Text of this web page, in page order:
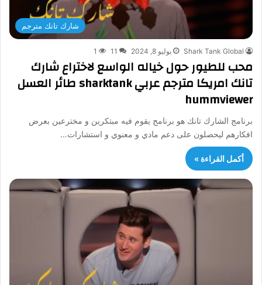
شارك تانك مترجم
Shark Tank Global يوليو 8, 2024 11
1
محب للطيور حول خياله الواسع لاختراع شارك
تانك امريكا مترجم عربي sharktank طائر العسل
hummviewer
برنامج الشارك تانك هو برنامج يقوم فيه مبتكرين و مخترعين بعرض
افكارهم ليحصلون على دعم مادي و معنوي و استشارات…
أكمل القراءة »